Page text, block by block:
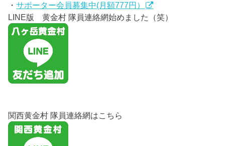
・サポーター会員募集中(月額777円）
LINE版 黄金村 隊員連絡網始めました（笑）
関西黄金村 隊員連絡網はこちら